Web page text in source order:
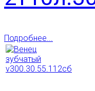
Подробнее...